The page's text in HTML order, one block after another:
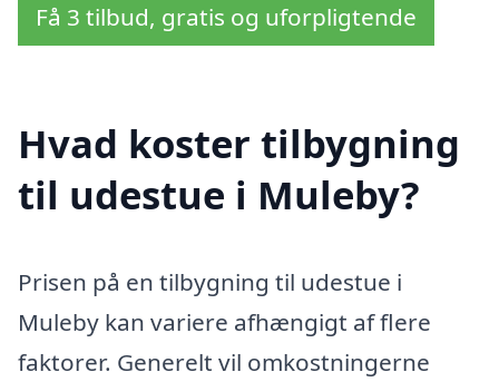
Få 3 tilbud, gratis og uforpligtende
Hvad koster tilbygning
til udestue i Muleby?
Prisen på en tilbygning til udestue i
Muleby kan variere afhængigt af flere
faktorer. Generelt vil omkostningerne